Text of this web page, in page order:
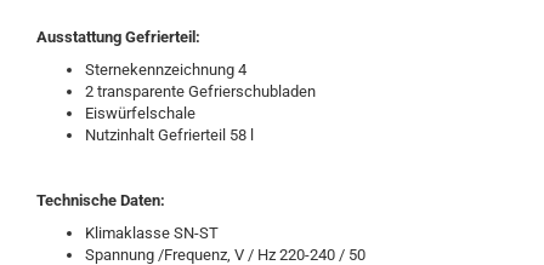
Ausstattung Gefrierteil:
Sternekennzeichnung 4
2 transparente Gefrierschubladen
Eiswürfelschale
Nutzinhalt Gefrierteil 58 l
Technische Daten:
Klimaklasse SN-ST
Spannung /Frequenz, V / Hz 220-240 / 50